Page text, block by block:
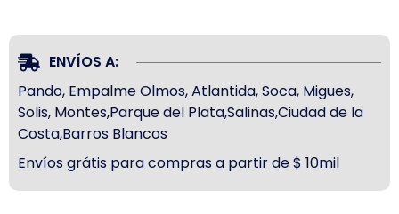
ENVÍOS A:
Pando, Empalme Olmos, Atlantida, Soca, Migues,
Solis, Montes,Parque del Plata,Salinas,Ciudad de la
Costa,Barros Blancos
Envíos grátis para compras a partir de $ 10mil